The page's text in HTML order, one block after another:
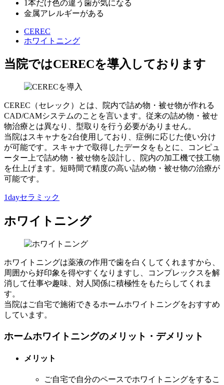
1本だけ色の違う歯が気になる
金属アレルギーがある
CEREC
ホワイトニング
当院ではCERECを導入しております
CEREC（セレック）とは、院内で詰め物・被せ物が作れる
CAD/CAMシステムのことを言います。従来の詰め物・被せ
物治療とは異なり、型取りを行う必要がありません。
当院はスキャナを2台使用しており、症例に応じた使い分け
が可能です。スキャナで取得したデータをもとに、コンピュ
ーター上で詰め物・被せ物を設計し、院内の加工機で技工物
を仕上げます。短時間で精度の高い詰め物・被せ物の治療が
可能です。
1dayセラミック
ホワイトニング
ホワイトニングは薬液の作用で歯を白くしてくれますから、
周囲から好印象を得やすくなりますし、コンプレックスを解
消して仕事や趣味、対人関係に積極性をもたらしてくれま
す。
当院はご自宅で施術できるホームホワイトニングをおすすめ
しています。
ホームホワイトニングのメリット・デメリット
メリット
ご自宅で自分のペースでホワイトニングをするこ